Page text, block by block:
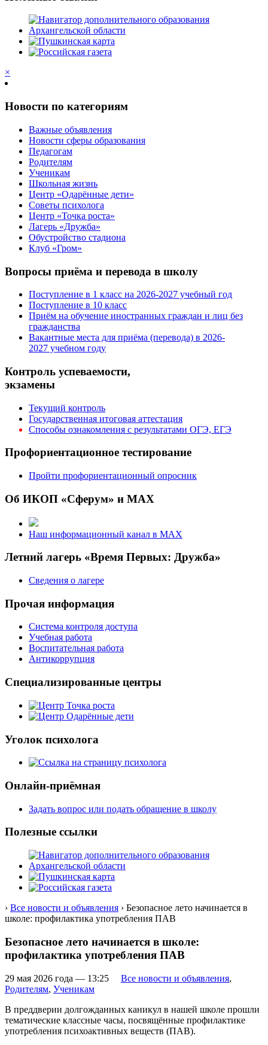
×
Новости по категориям
Важные объявления
Новости сферы образования
Педагогам
Родителям
Ученикам
Школьная жизнь
Центр «Одарённые дети»
Советы психолога
Центр «Точка роста»
Лагерь «Дружба»
Обустройство стадиона
Клуб «Гром»
Вопросы приёма и перевода в школу
Поступление в 1 класс на 2026-2027 учебный год
Поступление в 10 класс
Приём на обучение иностранных граждан и лиц без
гражданства
Вакантные места для приёма (перевода) в 2026-
2027 учебном году
Контроль успеваемости,
экзамены
Текущий контроль
Государственная итоговая аттестация
Способы ознакомления с результатами ОГЭ, ЕГЭ
Профориентационное тестирование
Пройти профориентационный опросник
Об ИКОП «Сферум» и MAX
Наш информационный канал в MAX
Летний лагерь «Время Первых: Дружба»
Сведения о лагере
Прочая информация
Система контроля доступа
Учебная работа
Воспитательная работа
Антикоррупция
Специализированные центры
Уголок психолога
Онлайн-приёмная
Задать вопрос или подать обращение в школу
Полезные ссылки
› Все новости и объявления › Безопасное лето начинается в
школе: профилактика употребления ПАВ
Безопасное лето начинается в школе:
профилактика употребления ПАВ
29 мая 2026 года — 13:25 Все новости и объявления,
Родителям, Ученикам
В преддверии долгожданных каникул в нашей школе прошли
тематические классные часы, посвящённые профилактике
употребления психоактивных веществ (ПАВ).